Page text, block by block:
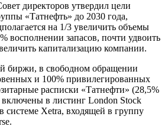
директоров утвердил цели
«Татнефть» до 2030 года,
на 1/3 увеличить объемы
восполнении запасов, почти удвоить
капитализацию компании.
биржи, в свободном обращении
и 100% привилегированных
расписки «Татнефти» (28,5%
в листинг London Stock
системе Xetra, входящей в группу